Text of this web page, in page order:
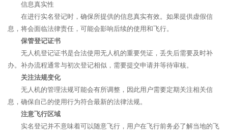
信息真实性
在进行实名登记时，确保所提供的信息真实有效。如果提供虚假信
息，将会面临法律责任，可能会影响后续的使用和飞行。
保管登记证书
无人机登记证书是合法使用无人机的重要凭证，丢失后需要及时补
办。补办流程通常与初次登记相似，需要提交申请并等待审核。
关注法规变化
无人机的管理法规可能会有所调整，因此用户需要定期关注相关信
息，确保自己的使用行为符合最新的法律法规。
注意飞行区域
实名登记并不意味着可以随意飞行，用户在飞行前务必了解当地的飞